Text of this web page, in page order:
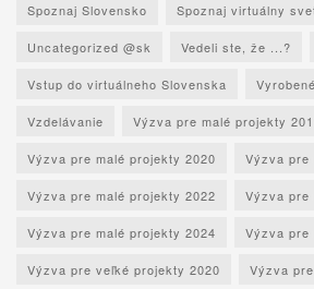
Spoznaj Slovensko Spoznaj virtuálny
Uncategorized @sk Vedeli ste, že ...?
Vstup do virtuálneho Slovenska
Vzdelávanie Výzva pre malé projekty
Výzva pre malé projekty 2020 Výzva pre
Výzva pre malé projekty 2022 Výzva pre
Výzva pre malé projekty 2024 Výzva pre
Výzva pre veľké projekty 2020 Výzva